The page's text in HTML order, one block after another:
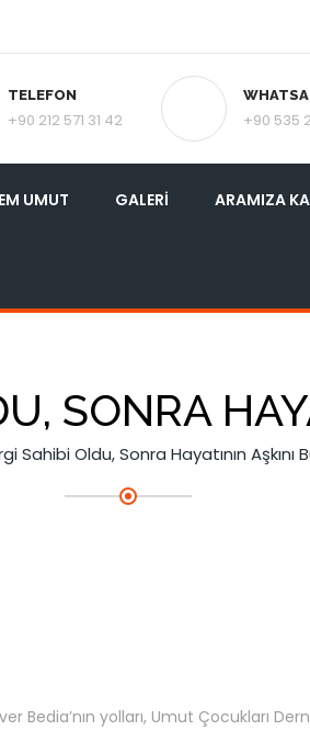
TELEFON
+90 212 571 31 42 +90 535
UMUT GALERI ARAMIZA
SONRA
Sahibi Oldu, Sonra Hayatının Aşkını
Bedia’nın yolları, Umut Çocukları